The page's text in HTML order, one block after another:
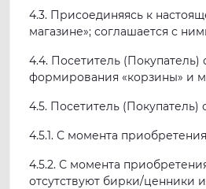
4.3. Присоединяясь к
магазине»; соглашается с
4.4. Посетитель
формирования «корзины» и
4.5. Посетитель
4.5.1. С момента
4.5.2. С момента
отсутствуют бирки/ценники